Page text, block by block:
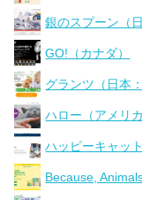
銀のスプーン（日
GO!（カナダ）
グランツ（日本
ハロー（アメリカ
ハッピーキャッ
Because,